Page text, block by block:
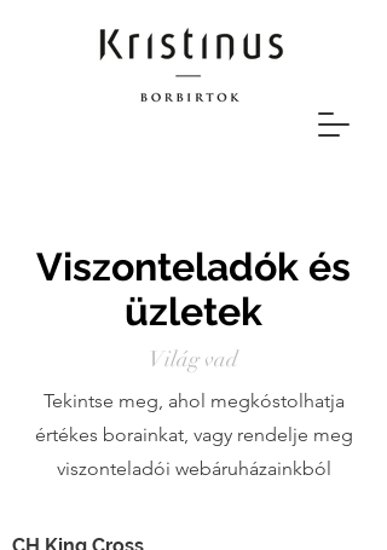
Viszonteladók és
üzletek
Világ vad
Tekintse meg, ahol megkóstolhatja
értékes borainkat, vagy rendelje meg
viszonteladói webáruházainkból